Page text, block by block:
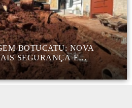
BOTUCATU: NOVA
SEGURANÇA E
MORADORES DA COHAB